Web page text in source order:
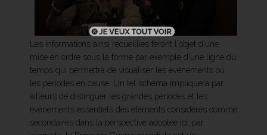
Les informations ainsi recueillies feront l'objet d'une
mise en ordre sous la forme par exemple d'une ligne du
temps qui permettra de visualiser les événements ou
les périodes en cause. Un tel schéma impliquera par
ailleurs de distinguer les grandes périodes et les
événements essentiels des éléments considérés comme
secondaires dans la perspective adoptée ici: par